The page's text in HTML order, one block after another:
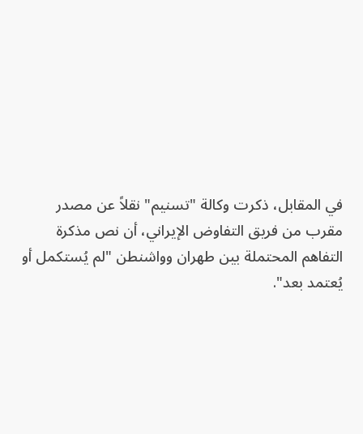
في المقابل، ذكرت وكالة "تسنيم" نقلاً عن مصدر
مقرب من فريق التفاوض الإيراني، أن نص مذكرة
التفاهم المحتملة بين طهران وواشنطن "لم يُستكمل أو
يُعتمد بعد".